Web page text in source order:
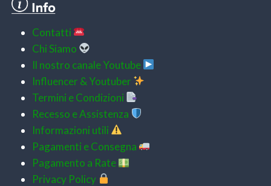
Contatti
Chi Siamo
Il nostro canale Youtube
Influencer & Youtuber
Termini e Condizioni
Recesso e Assistenza
Informazioni utili
Pagamenti eConsegna
Pagamento a Rate
Privacy Policy